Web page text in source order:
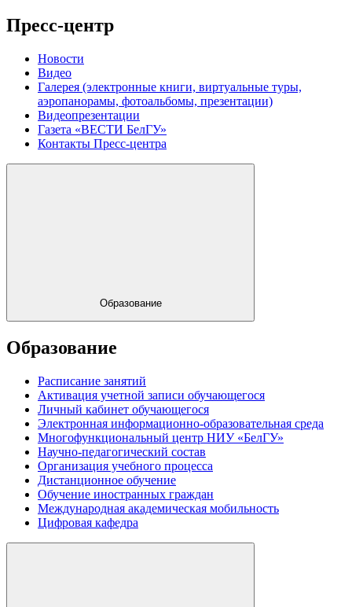
Пресс-центр
Новости
Видео
Галерея (электронные книги, виртуальные туры,
аэропанорамы, фотоальбомы, презентации)
Видеопрезентации
Газета «ВЕСТИ БелГУ»
Контакты Пресс-центра
Образование
Образование
Расписание занятий
Активация учетной записи обучающегося
Личный кабинет обучающегося
Электронная информационно-образовательная среда
Многофункциональный центр НИУ «БелГУ»
Научно-педагогический состав
Организация учебного процесса
Дистанционное обучение
Обучение иностранных граждан
Международная академическая мобильность
Цифровая кафедра